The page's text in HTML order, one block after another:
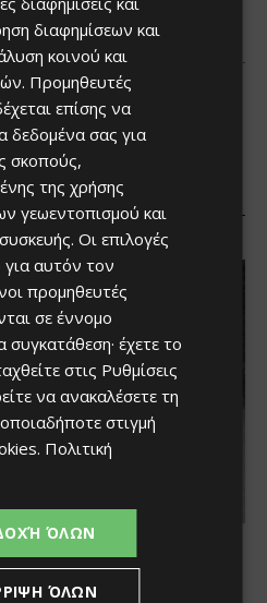
διαφημίσεων και
κοινού και
Προμηθευτές
επίσης να
δεδομένα σας για
σκοπούς,
της χρήσης
γεωεντοπισμού και
Οι επιλογές
αυτόν τον
προμηθευτές
σε έννομο
έχετε το
στις Ρυθμίσεις
να ανακαλέσετε τη
στιγμή
. Πολιτική
ΌΛΩΝ
ΌΛΩΝ